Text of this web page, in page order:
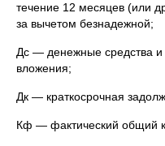
тече­ние 12 месяцев (или
за вычетом безнадежной;
Дс — денежные средства
вложе­ния;
Дк — краткосрочная
Кф — фактический общий